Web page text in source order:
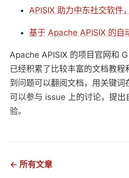
APISIX 助力中东社交软件
基于 Apache APISIX 的自
Apache APISIX 的项目官网和
已经积累了比较丰富的文档教程
到问题可以翻阅文档，用关键
可以参与 issue 上的讨论，提出
验。
← 所有文章